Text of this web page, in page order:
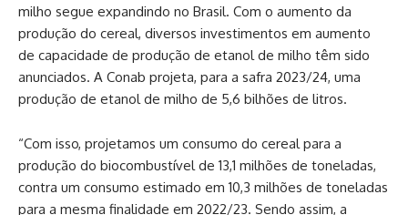
milho segue expandindo no Brasil. Com o aumento da
produção do cereal, diversos investimentos em aumento
de capacidade de produção de etanol de milho têm sido
anunciados. A Conab projeta, para a safra 2023/24, uma
produção de etanol de milho de 5,6 bilhões de litros.
“Com isso, projetamos um consumo do cereal para a
produção do biocombustível de 13,1 milhões de toneladas,
contra um consumo estimado em 10,3 milhões de toneladas
para a mesma finalidade em 2022/23. Sendo assim, a